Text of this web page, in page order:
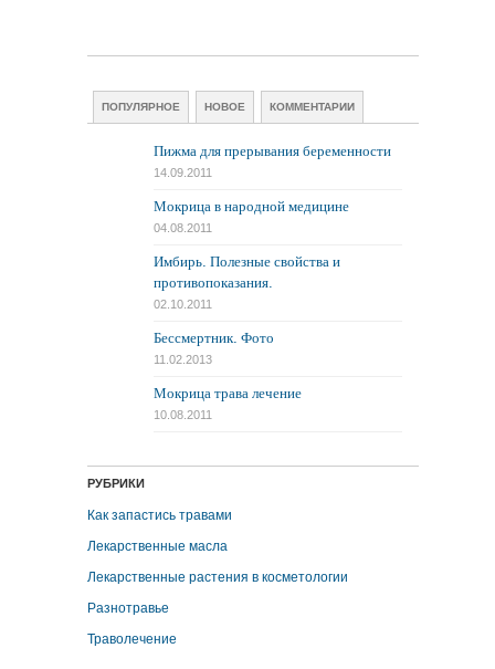
ПОПУЛЯРНОЕ НОВОЕ КОММЕНТАРИИ
Пижма для прерывания беременности
14.09.2011
Мокрица в народной медицине
04.08.2011
Имбирь. Полезные свойства и
противопоказания.
02.10.2011
Бессмертник. Фото
11.02.2013
Мокрица трава лечение
10.08.2011
РУБРИКИ
Как запастись травами
Лекарственные масла
Лекарственные растения в косметологии
Разнотравье
Траволечение